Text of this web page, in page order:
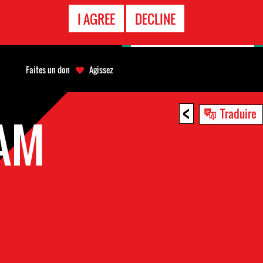
I AGREE DECLINE
< Traduire
Faites un don Agissez
D'URGENCE